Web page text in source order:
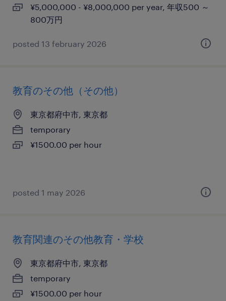
¥5,000,000 - ¥8,000,000 per year, 年収500 ～
800万円
posted 13 february 2026
教育のその他（その他）
東京都府中市, 東京都
temporary
¥1500.00 per hour
posted 1 may 2026
教育関連のその他教育・学校
東京都府中市, 東京都
temporary
¥1500.00 per hour